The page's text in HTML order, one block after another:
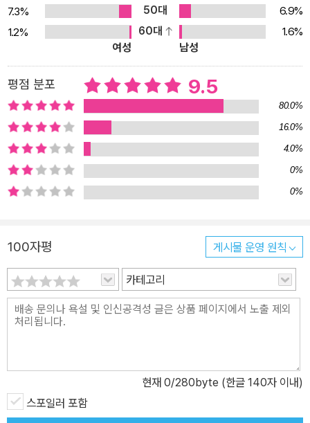
문학에 벼락처럼 쏟아진 축복”이라는 찬사를 받으며 2001년 동인문
학상으로 선정되었다. 또한 이 작품은 프랑스 갈리마르 출판사가 20
세기 이후 가장 뛰어난 문학작품만을 선정 출판하는 ‘전세계 문학총
서’로 번역 소개되었다. 한국문학작품 중에서 이 시리즈에 선정 출판
된 것은 현재까지 이 작품이 유일하다.
7.3% 50대
6.9%
1.2%
60대
1.6%
여성
남성
평점 분포 9.5
80.0%
16.0%
4.0%
0%
0%
100자평 게시물 운영 원칙
카테고리
현재 0/280byte (한글 140자 이내)
스포일러 포함